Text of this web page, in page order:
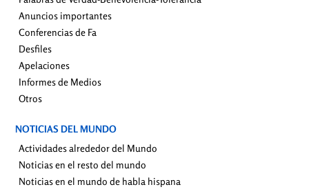
Anuncios importantes
Conferencias de Fa
Desfiles
Apelaciones
Informes de Medios
Otros
NOTICIAS DEL MUNDO
Actividades alrededor del Mundo
Noticias en el resto del mundo
Noticias en el mundo de habla hispana